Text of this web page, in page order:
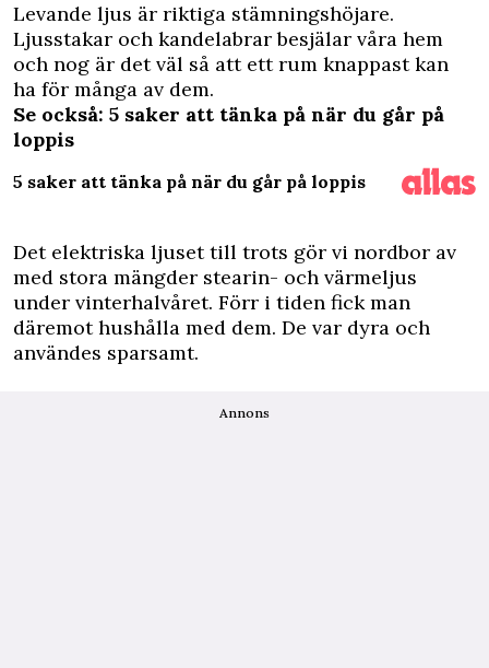
Levande ljus är riktiga stämningshöjare.
Ljusstakar och kandelabrar besjälar våra hem
och nog är det väl så att ett rum knappast kan
ha för många av dem.
Se också: 5 saker att tänka på när du går på
loppis
5 saker att tänka på när du går på loppis
Det elektriska ljuset till trots gör vi nordbor av
med stora mängder stearin- och värmeljus
under vinterhalvåret. Förr i tiden fick man
däremot hushålla med dem. De var dyra och
användes sparsamt.
Annons